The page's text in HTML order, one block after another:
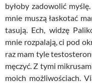
byłoby zadowolić
mnie muszą łaskotać
tasują. Ech, widzę
mnie rozpalają, ci pod
raz mam tyle
męczyć. Z tymi
moich możliwościach.